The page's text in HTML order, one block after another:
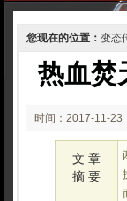
您现在的位置： 变态
热血焚
时间：2017-11-23
09:11
文 章
摘 要